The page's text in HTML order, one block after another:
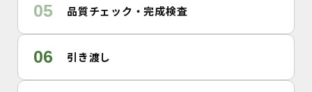
05 品質チェック・完成検査
06 引き渡し